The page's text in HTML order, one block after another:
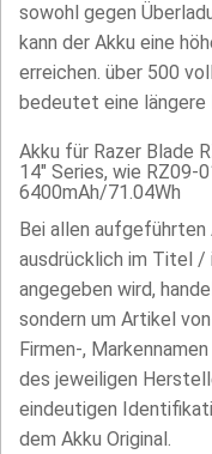
sowohl gegen
kann der Akku eine
erreichen. über 500
bedeutet eine längere
Akku für Razer Blade
14" Series, wie RZ09-
6400mAh/71.04Wh
Bei allen
ausdrücklich im Titel /
angegeben wird,
sondern um Artikel
Firmen-,
des jeweiligen
eindeutigen
dem Akku Original.